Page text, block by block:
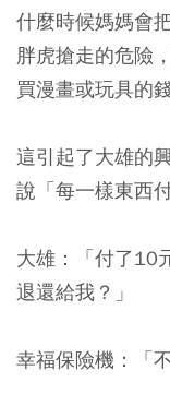
什麼時候媽媽會
胖虎搶走的危險
買漫畫或玩具的錢
這引起了大雄的
說「每一樣東西
大雄：「付了10
退還給我？」
幸福保險機：「